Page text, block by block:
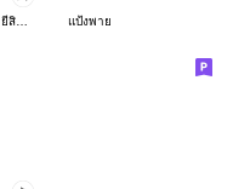
แป้งพาย